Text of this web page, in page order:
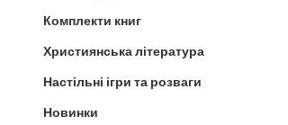
Комплекти книг
Християнська література
Настільні ігри та розваги
Новинки